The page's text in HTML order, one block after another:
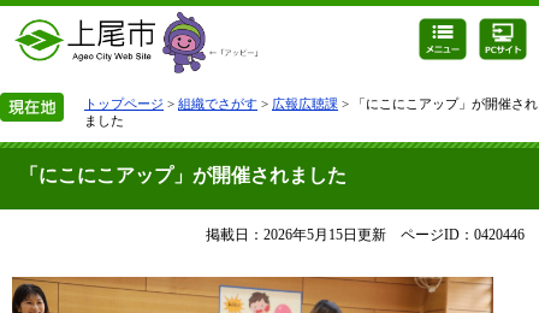
トップページ > 組織でさがす > 広報広聴課 > 「にこにこアップ」が開催され
ました
「にこにこアップ」が開催されました
掲載日：2026年5月15日更新 ページID：0420446